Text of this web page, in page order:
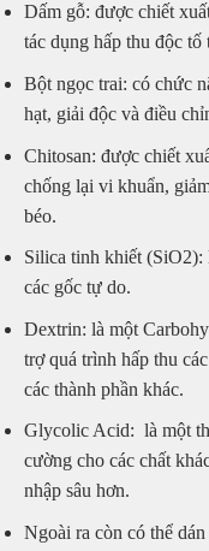
Dấm gỗ: được chiết
tác dụng hấp thu độc tố
Bột ngọc trai: có chức
hạt, giải độc và điều
Chitosan: được chiết
chống lại vi khuẩn,
béo.
Silica tinh khiết (SiO2):
các gốc tự do.
Dextrin: là một
trợ quá trình hấp thu
các thành phần khác.
Glycolic Acid: là một
cường cho các chất
nhập sâu hơn.
Ngoài ra còn có thể dán